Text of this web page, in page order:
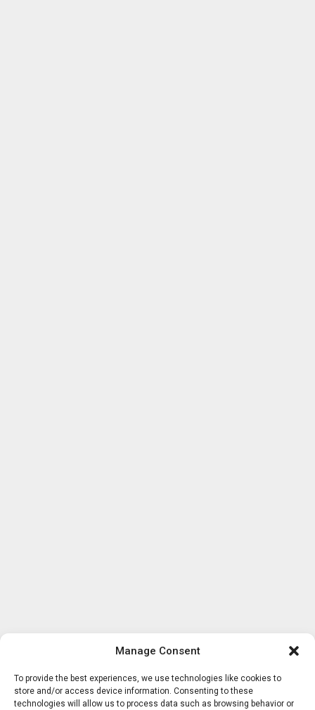
Manage Consent
To provide the best experiences, we use technologies like cookies to
store and/or access device information. Consenting to these
technologies will allow us to process data such as browsing behavior or